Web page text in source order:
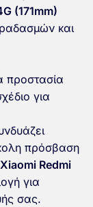
(171mm)
και
προστασία
για
πρόσβαση
Xiaomi Redmi
για
σας.